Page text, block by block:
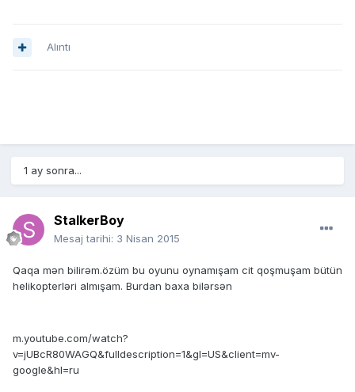
Alıntı
1 ay sonra...
StalkerBoy
Mesaj tarihi: 3 Nisan 2015
Qaqa mən bilirəm.özüm bu oyunu oynamışam cit qoşmuşam bütün
helikopterləri almışam. Burdan baxa bilərsən
m.youtube.com/watch?
v=jUBcR80WAGQ&fulldescription=1&gl=US&client=mv-
google&hl=ru